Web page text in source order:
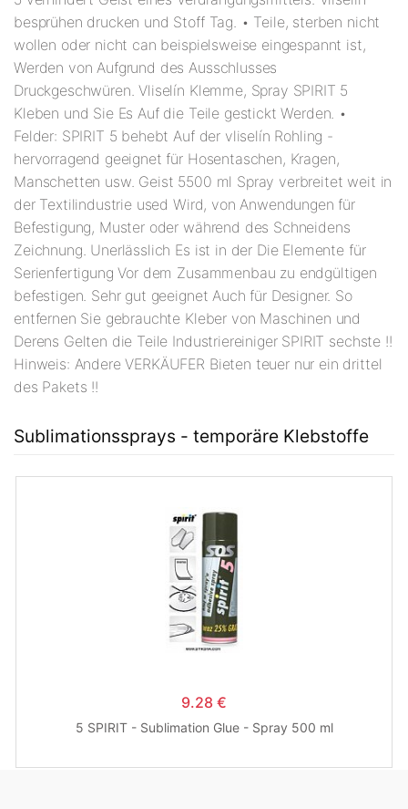
besprühen drucken und Stoff Tag. • Teile, sterben nicht
wollen oder nicht can beispielsweise eingespannt ist,
Werden von Aufgrund des Ausschlusses
Druckgeschwüren. Vliselín Klemme, Spray SPIRIT 5
Kleben und Sie Es Auf die Teile gestickt Werden. •
Felder: SPIRIT 5 behebt Auf der vliselín Rohling -
hervorragend geeignet für Hosentaschen, Kragen,
Manschetten usw. Geist 5500 ml Spray verbreitet weit in
der Textilindustrie used Wird, von Anwendungen für
Befestigung, Muster oder während des Schneidens
Zeichnung. Unerlässlich Es ist in der Die Elemente für
Serienfertigung Vor dem Zusammenbau zu endgültigen
befestigen. Sehr gut geeignet Auch für Designer. So
entfernen Sie gebrauchte Kleber von Maschinen und
Derens Gelten die Teile Industriereiniger SPIRIT sechste !!
Hinweis: Andere VERKÄUFER Bieten teuer nur ein drittel
des Pakets !!
Sublimationssprays - temporäre Klebstoffe
9.28 €
5 SPIRIT - Sublimation Glue - Spray 500 ml